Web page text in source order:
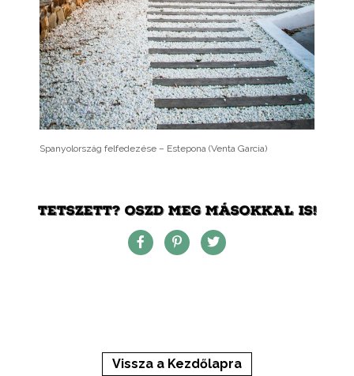
Spanyolország felfedezése – Estepona (Venta Garcia)
TETSZETT? OSZD MEG MÁSOKKAL IS!
Vissza a Kezdőlapra